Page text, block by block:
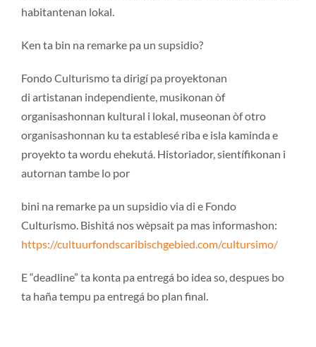
habitantenan lokal.
Ken ta bin na remarke pa un supsidio?
Fondo Culturismo ta dirigí pa proyektonan
di artistanan independiente, musikonan òf
organisashonnan kultural i lokal, museonan òf otro
organisashonnan ku ta establesé riba e isla kaminda e
proyekto ta wordu ehekutá. Historiador, sientífikonan i
autornan tambe lo por
bini na remarke pa un supsidio via di e Fondo
Culturismo. Bishitá nos wèpsait pa mas informashon:
https://cultuurfondscaribischgebied.com/cultursimo/
E “deadline” ta konta pa entregá bo idea so, despues bo
ta haña tempu pa entregá bo plan final.